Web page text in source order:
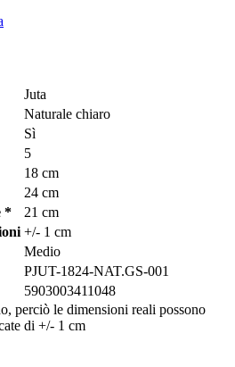
Juta
Naturale chiaro
Sì
5
18 cm
24 cm
*
21 cm
+/- 1 cm
Medio
PJUT-1824-NAT.GS-001
5903003411048
perciò le dimensioni reali possono
di +/- 1 cm